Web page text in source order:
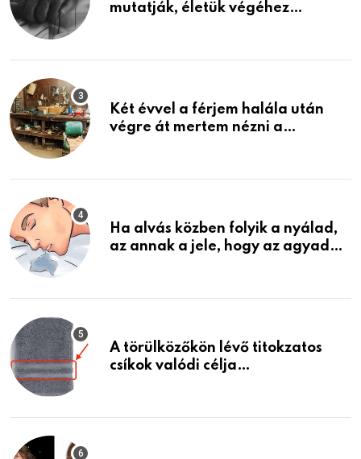
mutatják, életük végéhez
Két évvel a férjem halála után
végre át mertem nézni a
életemet
Ha alvás közben folyik a nyálad,
az annak a jele, hogy az agyad…
A törülközőkön lévő titokzatos
csíkok valódi célja…